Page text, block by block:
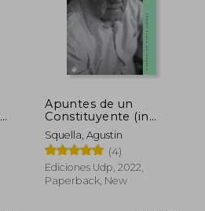
Apuntes de un
Constituyente (in
Spanish)
Squella, Agustin
(4)
Ediciones Udp, 2022,
Paperback, New